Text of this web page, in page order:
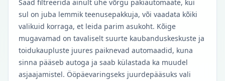
Saad filtreerida ainult ühe võrgu pakiautomaate, kui
sul on juba lemmik teenusepakkuja, või vaadata kõiki
valikuid korraga, et leida parim asukoht. Kõige
mugavamad on tavaliselt suurte kaubanduskeskuste ja
toidukaupluste juures paiknevad automaadid, kuna
sinna pääseb autoga ja saab külastada ka muudel
asjaajamistel. Ööpäevaringseks juurdepääsuks vali